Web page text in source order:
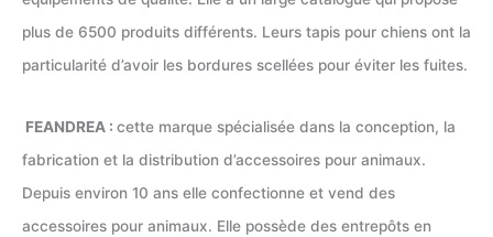
plus de 6500 produits différents. Leurs tapis pour chiens ont la
particularité d’avoir les bordures scellées pour éviter les fuites.
FEANDREA : cette marque spécialisée dans la conception, la
fabrication et la distribution d’accessoires pour animaux.
Depuis environ 10 ans elle confectionne et vend des
accessoires pour animaux. Elle possède des entrepôts en